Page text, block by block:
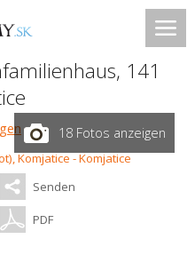
141
18 Fotos anzeigen
Senden
PDF